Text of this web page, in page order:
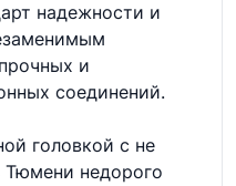
надежности и
и
соединений.
головкой с не
Тюмени недорого